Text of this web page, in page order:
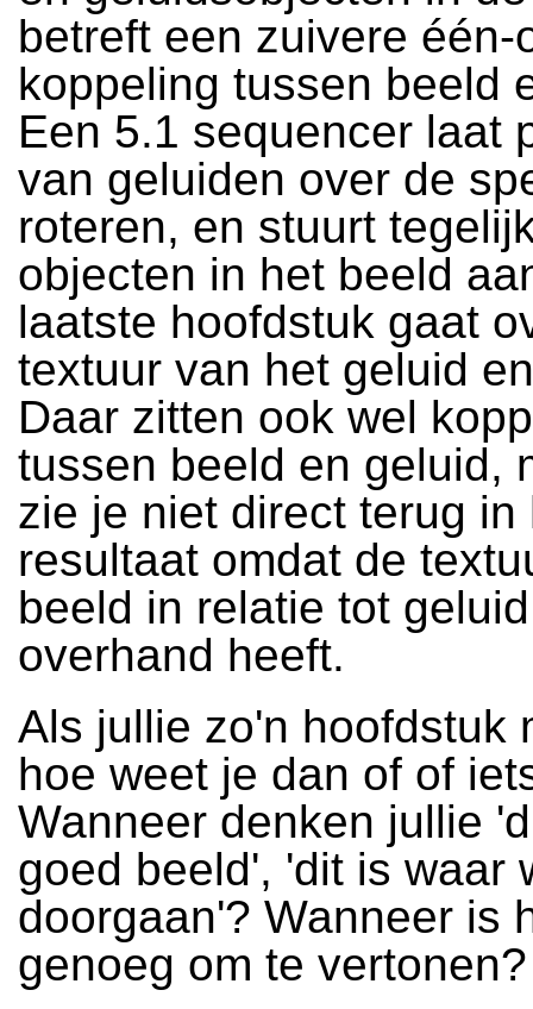
betreft een zuivere één-
koppeling tussen beeld
Een 5.1 sequencer laat
van geluiden over de
roteren, en stuurt
objecten in het beeld
laatste hoofdstuk gaat
textuur van het geluid
Daar zitten ook wel
tussen beeld en geluid,
zie je niet direct terug in
resultaat omdat de
beeld in relatie tot
overhand heeft.
Als jullie zo'n hoofdstuk
hoe weet je dan of of
Wanneer denken jullie
goed beeld', 'dit is waar
doorgaan'? Wanneer is
genoeg om te vertonen?